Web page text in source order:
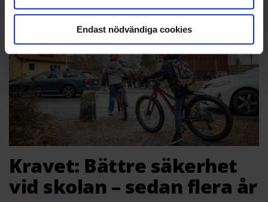
Endast nödvändiga cookies
Kravet: Bättre säkerhet
vid skolan – sedan flera år